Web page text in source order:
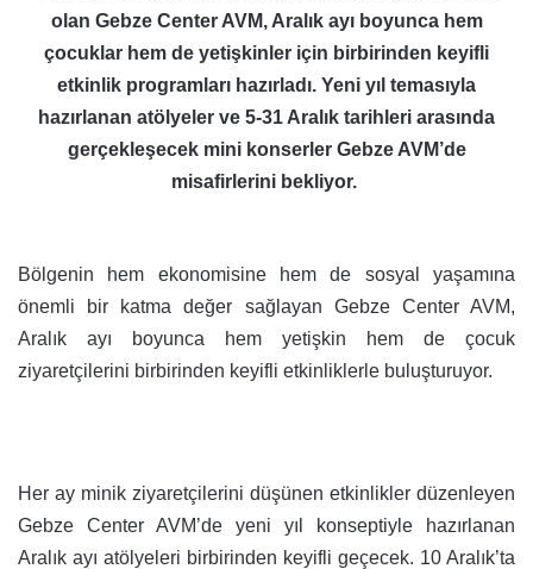
olan Gebze Center AVM, Aralık ayı boyunca hem
çocuklar hem de yetişkinler için birbirinden keyifli
etkinlik programları hazırladı. Yeni yıl temasıyla
hazırlanan atölyeler ve 5-31 Aralık tarihleri arasında
gerçekleşecek mini konserler Gebze AVM’de
misafirlerini bekliyor.
Bölgenin hem ekonomisine hem de sosyal yaşamına
önemli bir katma değer sağlayan Gebze Center AVM,
Aralık ayı boyunca hem yetişkin hem de çocuk
ziyaretçilerini birbirinden keyifli etkinliklerle buluşturuyor.
Her ay minik ziyaretçilerini düşünen etkinlikler düzenleyen
Gebze Center AVM’de yeni yıl konseptiyle hazırlanan
Aralık ayı atölyeleri birbirinden keyifli geçecek. 10 Aralık’ta